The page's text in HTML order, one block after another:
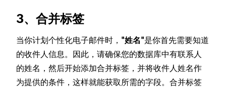
3、合并标签
当你计划个性化电子邮件时， "姓名"是你首先需要知道
的收件人信息。因此，请确保您的数据库中有联系人
的姓名，然后开始添加合并标签，并将收件人姓名作
为提供的条件，这样就能获取所需的字段。合并标签